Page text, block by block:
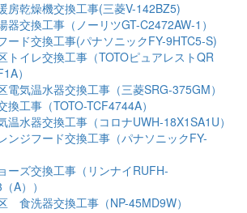
房乾燥機交換工事(三菱V-142BZ5)
器交換工事（ノーリツGT-C2472AW-1）
ード交換工事(パナソニックFY-9HTC5-S)
トイレ交換工事（TOTOピュアレストQR
）
電気温水器交換工事（三菱SRG-375GM）
換工事（TOTO-TCF4744A）
温水器交換工事（コロナUWH-18X1SA1U）
ンジフード交換工事（パナソニックFY-
ーズ交換工事（リンナイRUFH-
A））
食洗器交換工事（NP-45MD9W）